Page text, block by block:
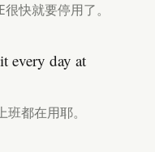
快就要停用了。
every day at
都在用耶。